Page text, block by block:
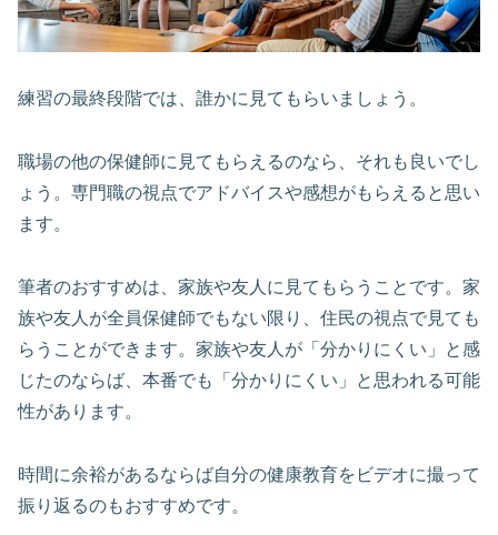
練習の最終段階では、誰かに見てもらいましょう。
職場の他の保健師に見てもらえるのなら、それも良いでし
ょう。専門職の視点でアドバイスや感想がもらえると思い
ます。
筆者のおすすめは、家族や友人に見てもらうことです。家
族や友人が全員保健師でもない限り、住民の視点で見ても
らうことができます。家族や友人が「分かりにくい」と感
じたのならば、本番でも「分かりにくい」と思われる可能
性があります。
時間に余裕があるならば自分の健康教育をビデオに撮って
振り返るのもおすすめです。